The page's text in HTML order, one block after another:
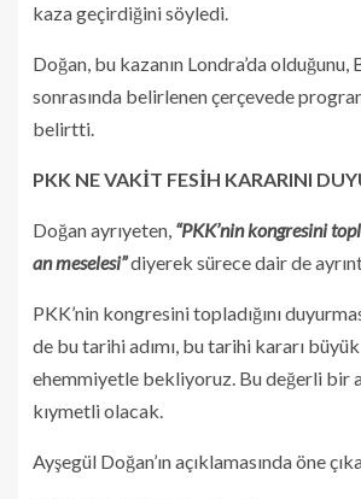
kaza geçirdiğini söyledi.
Doğan, bu kazanın Londra’da olduğunu,
sonrasında belirlenen çerçevede
belirtti.
PKK NE VAKİT FESİH KARARINI
Doğan ayrıyeten, “PKK’nin kongresini
an meselesi”diyerek sürece dair de
PKK’nin kongresini topladığını
de bu tarihi adımı, bu tarihi kararı
ehemmiyetle bekliyoruz. Bu değerli bir
kıymetli olacak.
Ayşegül Doğan’ın açıklamasında öne